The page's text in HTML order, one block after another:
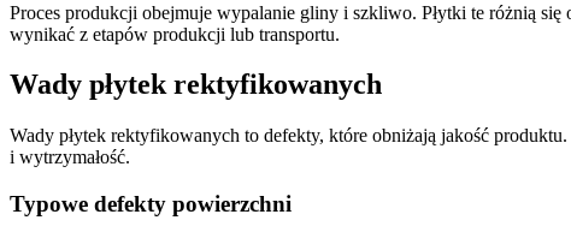
Proces produkcji obejmuje wypalanie gliny i szkliwo. Płytki te różnią
wynikać z etapów produkcji lub transportu.
Wady płytek rektyfikowanych
Wady płytek rektyfikowanych to defekty, które obniżają jakość
i wytrzymałość.
Typowe defekty powierzchni